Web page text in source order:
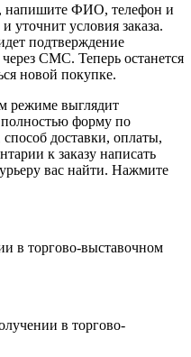
напишите ФИО, телефон и
уточнит условия заказа.
подтверждение
СМС. Теперь останется
новой покупке.
режиме выглядит
форму по
доставки, оплаты,
к заказу написать
вас найти. Нажмите
в торгово-выставочном
в торгово-